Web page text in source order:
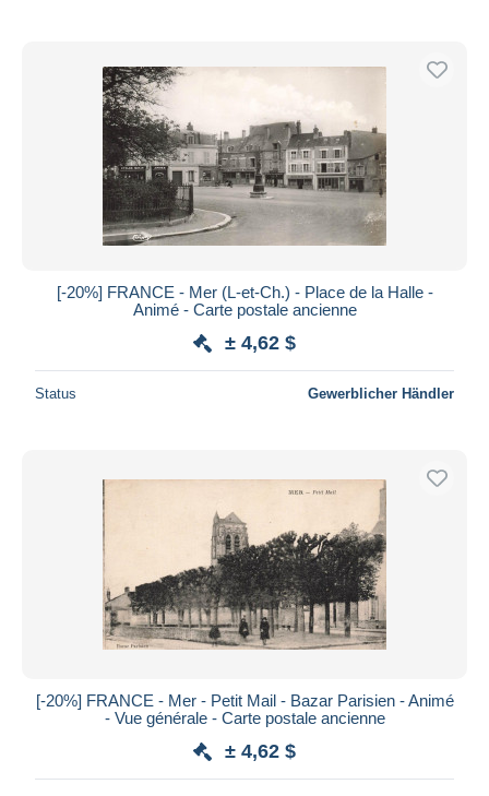
[-20%] FRANCE - Mer (L-et-Ch.) - Place de la Halle -
Animé - Carte postale ancienne
± 4,62 $
Status Gewerblicher Händler
[-20%] FRANCE - Mer - Petit Mail - Bazar Parisien - Animé
- Vue générale - Carte postale ancienne
± 4,62 $